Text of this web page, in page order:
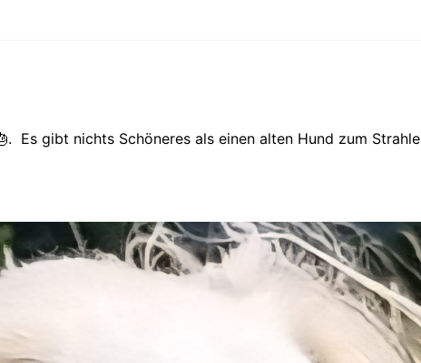
Es gibt nichts Schöneres als einen alten Hund zum